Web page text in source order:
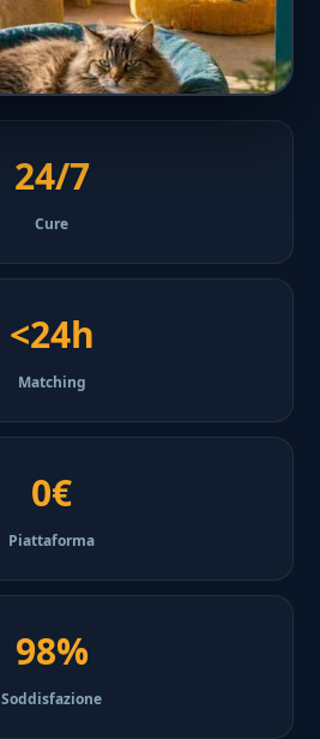
24/7
Cure
<24h
Matching
0€
Piattaforma
98%
Soddisfazione